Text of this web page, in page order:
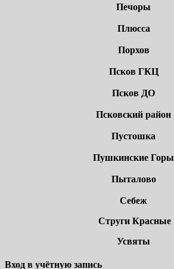
Печоры
Плюсса
Порхов
Псков ГКЦ
Псков ДО
Псковский район
Пустошка
Пушкинские Горы
Пыталово
Себеж
Струги Красные
Усвяты
Вход в учётную запись